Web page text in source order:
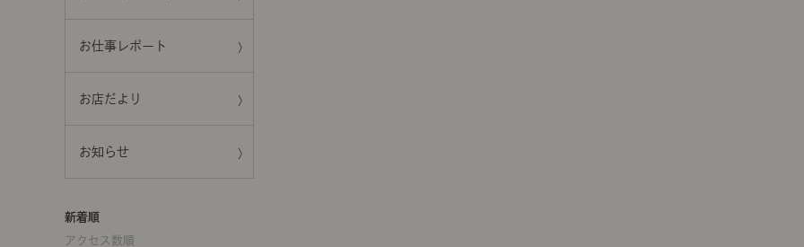
お仕事レポート
お店だより
お知らせ
新着順
アクセス数順